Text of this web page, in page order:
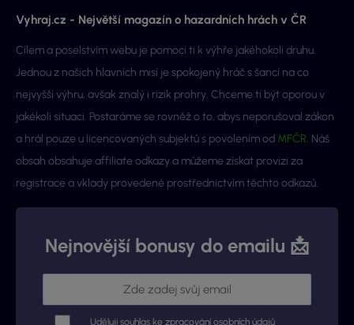
Vyhraj.cz - Největší magazín o hazardních hrách v ČR
Cílem a poselstvím webu je pomoci ti k výhře jakéhokoli druhu.
Jednou z našich hlavních misí je spokojený hráč s šancí na co
nejvyšší výhru, avšak znalý i rizik prohry. Chceme ti být oporou v
jakékoli situaci. Postaráme se rovněž o to, abys neporušoval zákon
a hrál pouze u licencovaných subjektů s povolením od MFČR. Náš
obsah obsahuje affiliate odkazy a můžeme získat provizi za
registrace a vklady provedené prostřednictvím těchto odkazů.
Nejnovější bonusy do emailu 📩
Uděluji souhlas ke zpracování osobních údajů